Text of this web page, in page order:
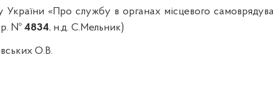
«Про службу в органах місцевого
№ 4834, н.д. С.Мельник)
О.В.